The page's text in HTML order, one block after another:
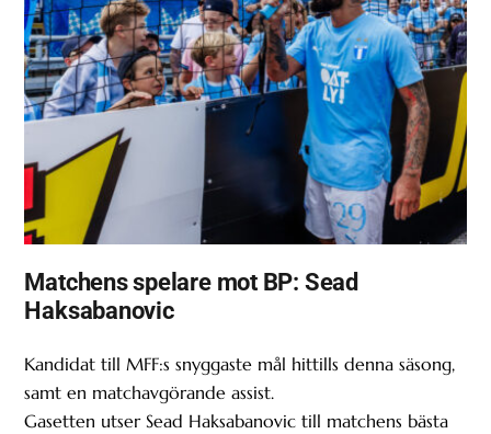
Matchens spelare mot BP: Sead
Haksabanovic
Kandidat till MFF:s snyggaste mål hittills denna säsong,
samt en matchavgörande assist.
Gasetten utser Sead Haksabanovic till matchens bästa